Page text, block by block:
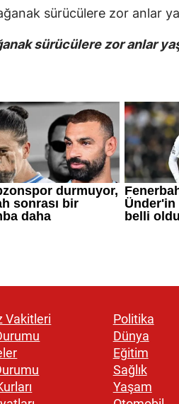
sürücülere zor anlar
Vakitleri
Politika
Dünya
Eğitim
Sağlık
Yaşam